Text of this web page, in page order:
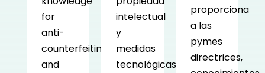
for
anti-
counterfeiting
and
intelectual
y
medidas
tecnológicas
proporciona
a las
pymes
directrices,